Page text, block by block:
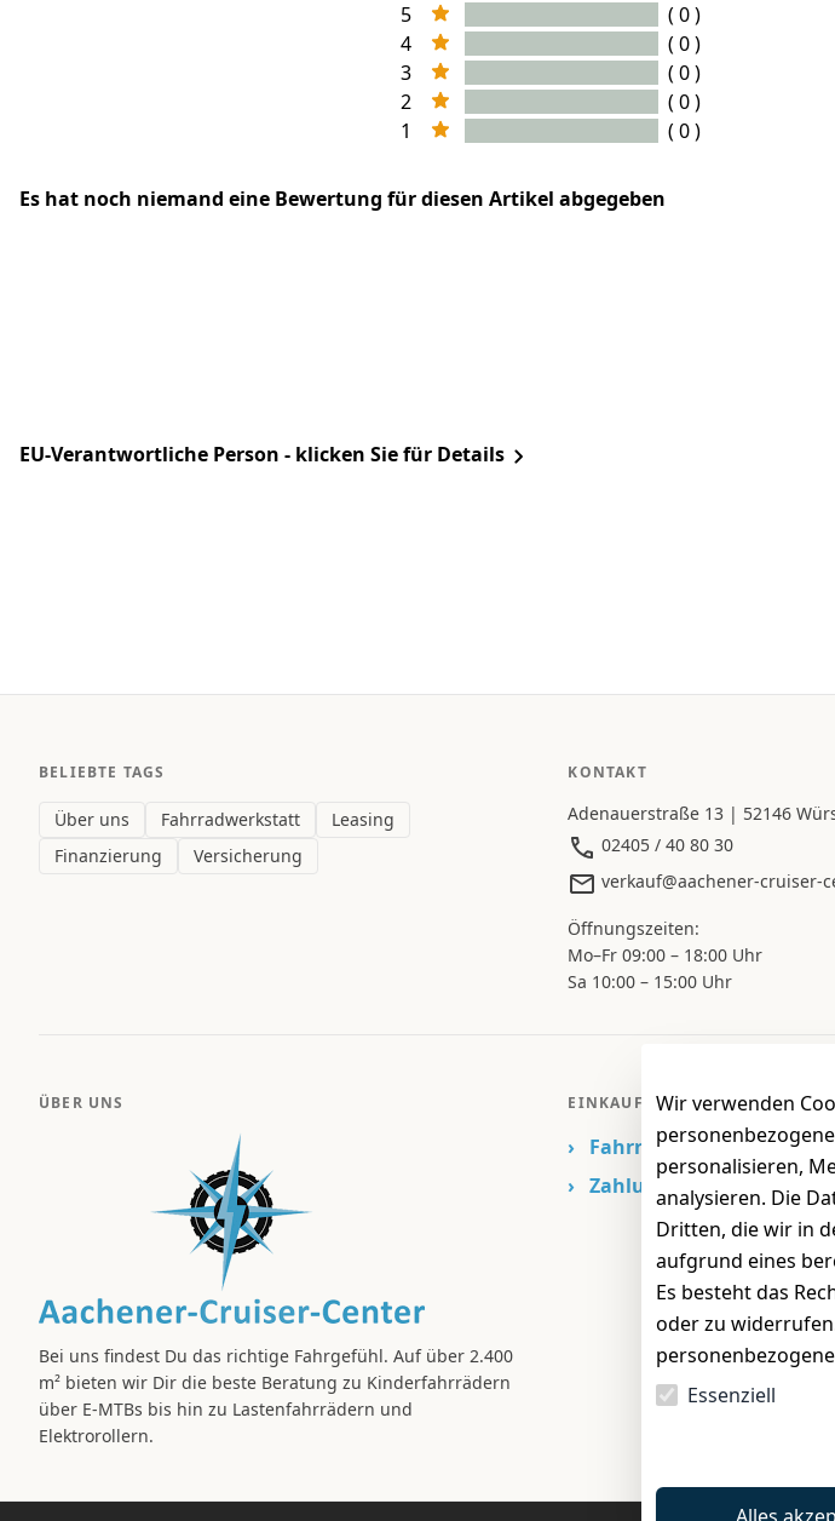
5
( 0 )
4
( 0 )
3
( 0 )
2
( 0 )
1
( 0 )
Es hat noch niemand eine Bewertung für diesen Artikel abgegeben
EU-Verantwortliche Person - klicken Sie für Details
Wir verwenden
personalisieren,
analysieren. Die
Dritten, die wir in
aufgrund eines
Es besteht das
oder zu
Essenziell
BELIEBTE TAGS
Über uns Fahrradwerkstatt
Leasing
Finanzierung
Versicherung
KONTAKT
Adenauerstraße 13 | 52146
02405 / 40 80 30
verkauf@aachener-cruiser-
Öffnungszeiten:
Mo–Fr 09:00 – 18:00 Uhr
Sa 10:00 – 15:00 Uhr
ÜBER UNS
Bei uns findest Du das richtige Fahrgefühl. Auf über 2.400
m² bieten wir Dir die beste Beratung zu Kinderfahrrädern
über E-MTBs bis hin zu Lastenfahrrädern und
Elektrorollern.
EINKAUFEN
› Fahrrad Aachen
› Zahlungs- und